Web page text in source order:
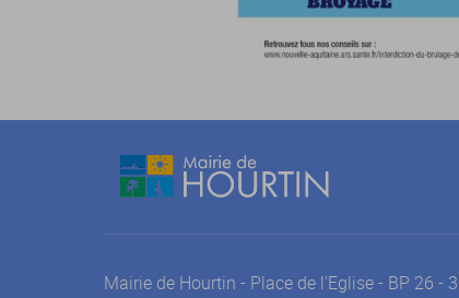
Mairie de Hourtin - Place de l'Eglise - BP 26 -